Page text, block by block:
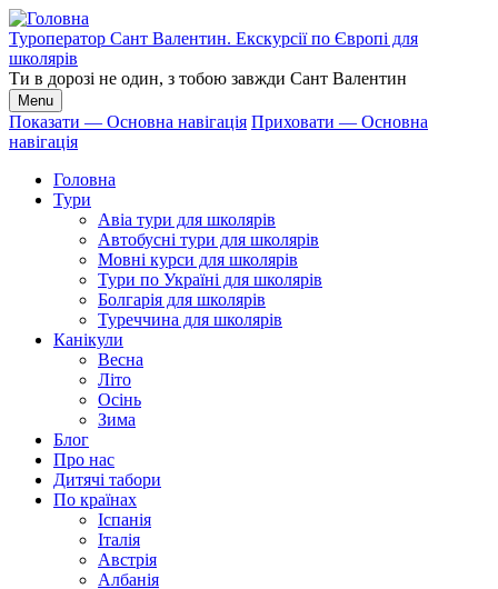
Перейти
до
основного
вмісту
Туроператор Сант Валентин. Екскурсії по Європі для
школярів
Ти в дорозі не один, з тобою завжди Сант Валентин
Menu
Основна
навігація
Показати — Основна навігація Приховати — Основна
навігація
Головна
Тури
Авіа тури для школярів
Автобусні тури для школярів
Мовні курси для школярів
Тури по Україні для школярів
Болгарія для школярів
Туреччина для школярів
Канікули
Весна
Літо
Осінь
Зима
Блог
Про нас
Дитячі табори
По країнах
Іспанія
Італія
Австрія
Албанія